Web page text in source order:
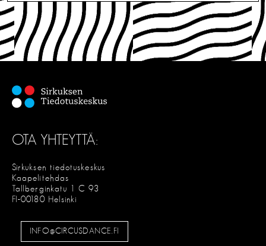
OTA YHTEYTTÄ:
Sirkuksen tiedotuskeskus
Kaapelitehdas
Tallberginkatu 1 C 93
FI-00180 Helsinki
INFO@CIRCUSDANCE.FI